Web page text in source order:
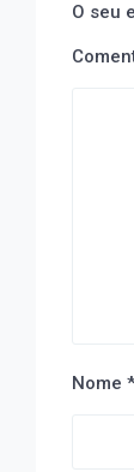
O seu
Nome *